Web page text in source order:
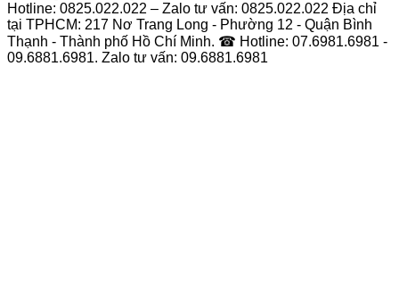
Hotline: 0825.022.022 – Zalo tư vấn: 0825.022.022 Địa chỉ
tại TPHCM: 217 Nơ Trang Long - Phường 12 - Quận Bình
Thạnh - Thành phố Hồ Chí Minh. ☎ Hotline: 07.6981.6981 -
09.6881.6981. Zalo tư vấn: 09.6881.6981